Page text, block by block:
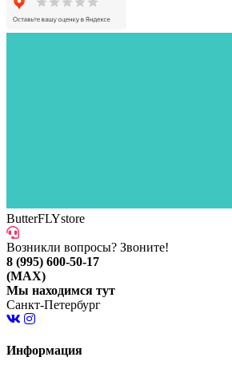
ButterFLYstore
Возникли вопросы? Звоните!
8 (995) 600-50-17
(MAX)
Мы находимся тут
Санкт-Петербург
Информация